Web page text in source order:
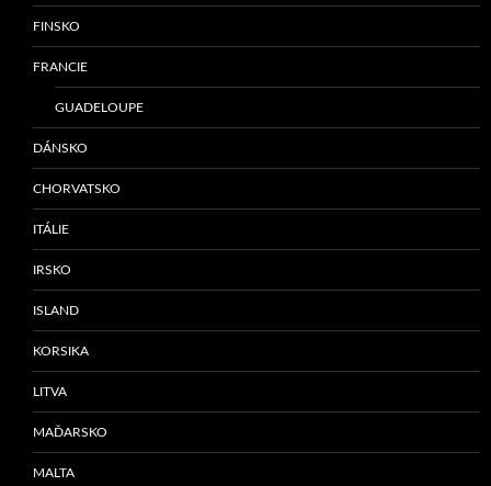
FINSKO
FRANCIE
GUADELOUPE
DÁNSKO
CHORVATSKO
ITÁLIE
IRSKO
ISLAND
KORSIKA
LITVA
MAĎARSKO
MALTA